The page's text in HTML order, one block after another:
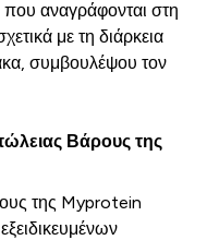
που αναγράφονται στη
με τη διάρκεια
συμβουλέψου τον
Βάρους της
της Myprotein